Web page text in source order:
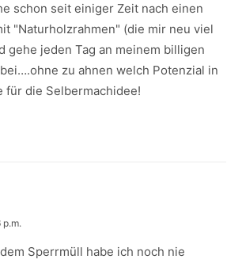
schon seit einiger Zeit nach einen
"Naturholzrahmen" (die mir neu viel
gehe jeden Tag an meinem billigen
zu ahnen welch Potenzial in
für die Selbermachidee!
p.m.
Sperrmüll habe ich noch nie